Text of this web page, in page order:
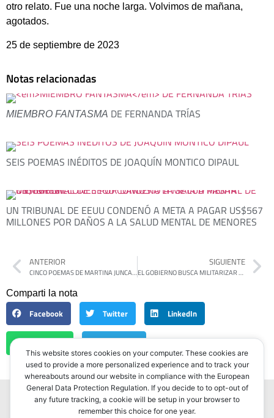
otro relato. Fue una noche larga. Volvimos de mañana,
agotados.
25 de septiembre de 2023
Notas relacionadas
MIEMBRO FANTASMA DE FERNANDA TRÍAS
SEIS POEMAS INÉDITOS DE JOAQUÍN MONTICO DIPAUL
UN TRIBUNAL DE EEUU CONDENÓ A META A PAGAR US$567
MILLONES POR DAÑOS A LA SALUD MENTAL DE MENORES
ANTERIOR
CINCO POEMAS DE MARTINA JUNCADELLA
SIGUIENTE
EL GOBIERNO BUSCA MILITARIZAR LAS FRONTERAS CON UN PLAN INSPIRADO EN TRUMP
Comparti la nota
Facebook Twitter LinkedIn
This website stores cookies on your computer. These cookies are
used to provide a more personalized experience and to track your
whereabouts around our website in compliance with the European
General Data Protection Regulation. If you decide to to opt-out of
any future tracking, a cookie will be setup in your browser to
remember this choice for one year.